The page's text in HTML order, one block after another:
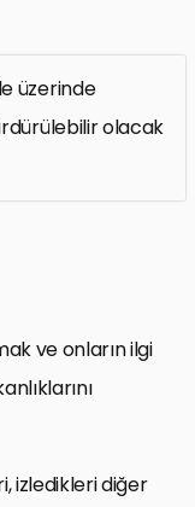
üzerinde
olacak
ve onların ilgi
izledikleri diğer